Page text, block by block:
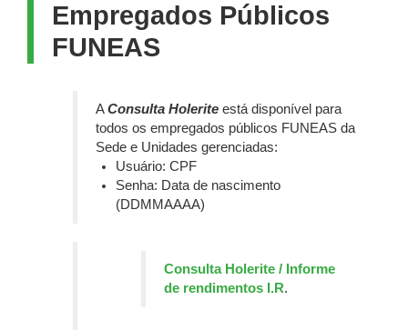
Empregados Públicos
FUNEAS
AConsulta Holerite está disponível para
todos os empregados públicos FUNEAS da
Sede e Unidades gerenciadas:
Usuário: CPF
Senha: Data de nascimento
(DDMMAAAA)
Consulta Holerite / Informe
de rendimentos I.R.